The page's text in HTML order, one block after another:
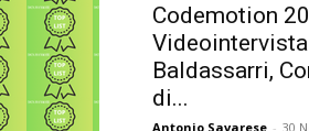
Codemotion
Baldassarri,
di...
Antonio Savarese - 30